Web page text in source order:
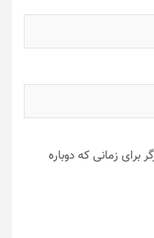
برای زمانی که دوباره